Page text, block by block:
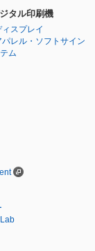
タル印刷機
スプレイ
レル・ソフトサイン
ム